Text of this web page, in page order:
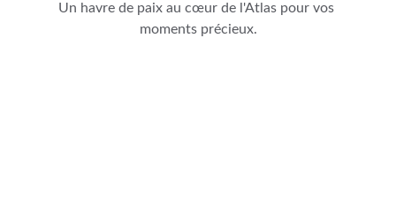
Un havre de paix au cœur de l'Atlas pour vos
moments précieux.